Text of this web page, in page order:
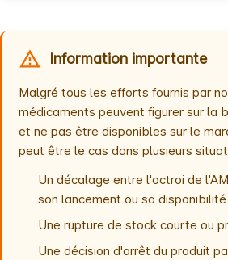
Information importante
Malgré tous les efforts fournis par
médicaments peuvent figurer sur la
et ne pas être disponibles sur le
peut être le cas dans plusieurs
Un décalage entre l'octroi de
son lancement ou sa
Une rupture de stock courte ou
Une décision d'arrêt du produit